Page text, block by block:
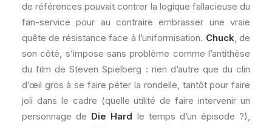
de références pouvait contrer la logique fallacieuse du
fan-service pour au contraire embrasser une vraie
quête de résistance face à l’uniformisation. Chuck, de
son côté, s’impose sans problème comme l’antithèse
du film de Steven Spielberg : rien d’autre que du clin
d’œil gros à se faire péter la rondelle, tantôt pour faire
joli dans le cadre (quelle utilité de faire intervenir un
personnage de Die Hard le temps d’un épisode ?),